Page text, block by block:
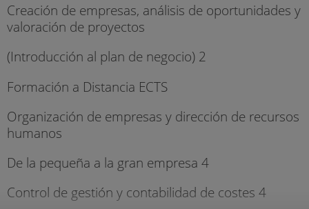
Creación de empresas, análisis de oportunidades y
valoración de proyectos
(Introducción al plan de negocio) 2
Formación a Distancia ECTS
Organización de empresas y dirección de recursos
humanos
De la pequeña a la gran empresa 4
Control de gestión y contabilidad de costes 4